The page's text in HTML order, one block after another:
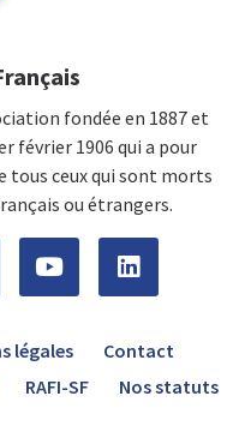
fondée en 1887 et
février 1906 qui a pour
tous ceux qui sont morts
ou étrangers.
légales
Contact
RAFI-SF Nos statuts